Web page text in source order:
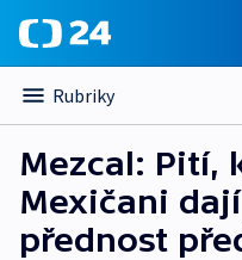
Rubriky
Mezcal: Pití,
Mexičani
přednost